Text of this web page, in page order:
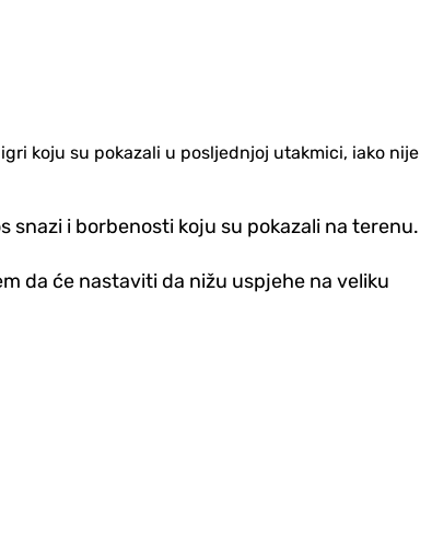
koju su pokazali u posljednjoj utakmici, iako nije
snazi i borbenosti koju su pokazali na terenu.
da će nastaviti da nižu uspjehe na veliku